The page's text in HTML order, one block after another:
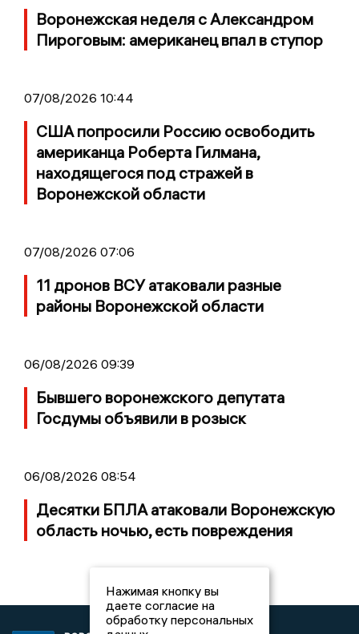
Воронежская неделя с Александром
Пироговым: американец впал в ступор
07/08/2026 10:44
США попросили Россию освободить
американца Роберта Гилмана,
находящегося под стражей в
Воронежской области
07/08/2026 07:06
11 дронов ВСУ атаковали разные
районы Воронежской области
06/08/2026 09:39
Бывшего воронежского депутата
Госдумы объявили в розыск
06/08/2026 08:54
Десятки БПЛА атаковали Воронежскую
область ночью, есть повреждения
Нажимая кнопку вы
даете согласие на
обработку персональных